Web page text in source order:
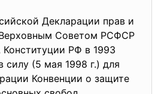
Декларации прав и
Советом РСФСР
Конституции РФ в 1993
силу (5 мая 1998 г.) для
Конвенции о защите